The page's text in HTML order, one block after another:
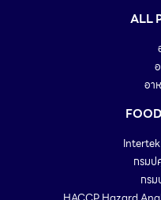
ALL
อา
กรมป
กร